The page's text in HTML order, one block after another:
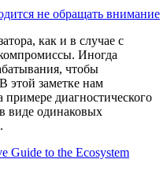
не обращать внимание
как и в случае с
Иногда
чтобы
этой заметке нам
диагностического
виде одинаковых
Guide to the Ecosystem